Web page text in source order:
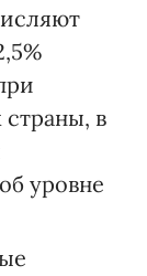
страны, в
уровне